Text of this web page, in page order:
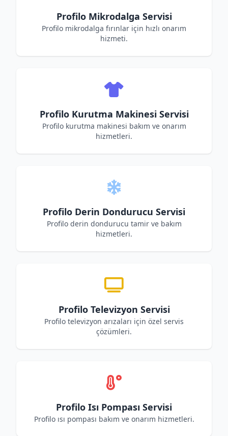
Profilo Mikrodalga Servisi
Profilo mikrodalga fırınlar için hızlı onarım
hizmeti.
Profilo Kurutma Makinesi Servisi
Profilo kurutma makinesi bakım ve onarım
hizmetleri.
Profilo Derin Dondurucu Servisi
Profilo derin dondurucu tamir ve bakım
hizmetleri.
Profilo Televizyon Servisi
Profilo televizyon arızaları için özel servis
çözümleri.
Profilo Isı Pompası Servisi
Profilo ısı pompası bakım ve onarım hizmetleri.